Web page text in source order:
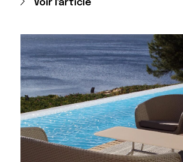
Voir l'article